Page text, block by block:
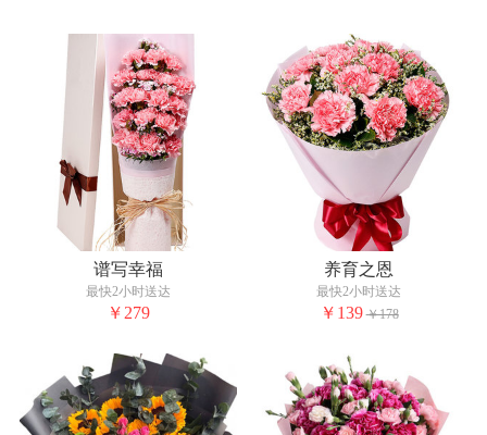
谱写幸福
最快2小时送达
￥279
养育之恩
最快2小时送达
￥139 ￥178